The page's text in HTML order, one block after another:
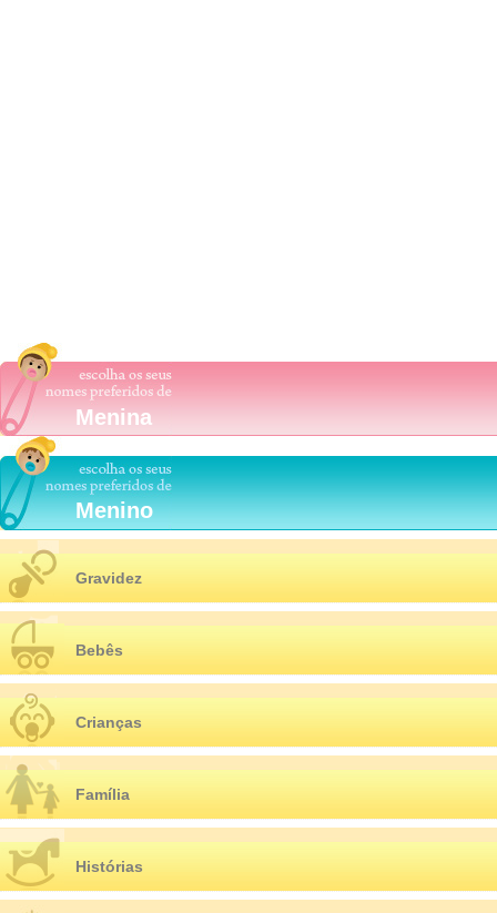
Menina
Menino
Gravidez
Bebês
Crianças
Família
Histórias